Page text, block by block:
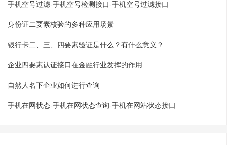
手机空号过滤-手机空号检测接口-手机空号过滤接口
身份证二要素核验的多种应用场景
银行卡二、三、四要素验证是什么？有什么意义？
企业四要素认证接口在金融行业发挥的作用
自然人名下企业如何进行查询
手机在网状态-手机在网状态查询-手机在网站状态接口